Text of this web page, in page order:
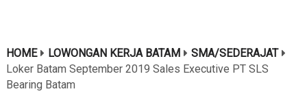
HOME LOWONGAN KERJA BATAM
SMA/SEDERAJAT
Loker Batam September 2019 Sales Executive PT SLS
Bearing Batam